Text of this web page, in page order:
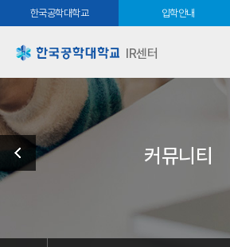
한국공학대학교 입학안내
IR센터
커뮤니티